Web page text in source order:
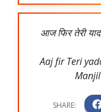
आज फिर तेरी
Aaj fir Teri